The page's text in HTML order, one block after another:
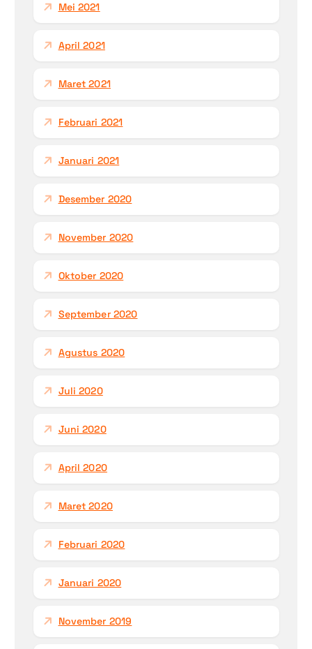
Mei 2021
April 2021
Maret 2021
Februari 2021
Januari 2021
Desember 2020
November 2020
Oktober 2020
September 2020
Agustus 2020
Juli 2020
Juni 2020
April 2020
Maret 2020
Februari 2020
Januari 2020
November 2019